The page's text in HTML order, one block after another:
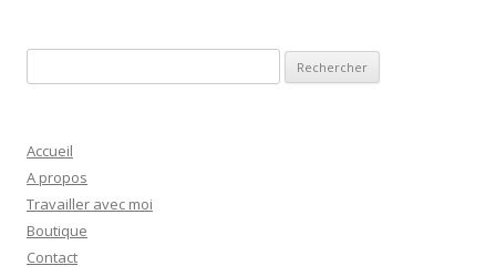
e
h
e
r
c
h
Accueil
A propos
Travailler avec moi
Boutique
Contact